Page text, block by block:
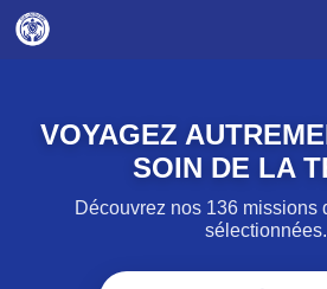
Aller
au
VOYAGEZ
SOIN DE LA
Découvrez nos 136 missions
sélectionnées.